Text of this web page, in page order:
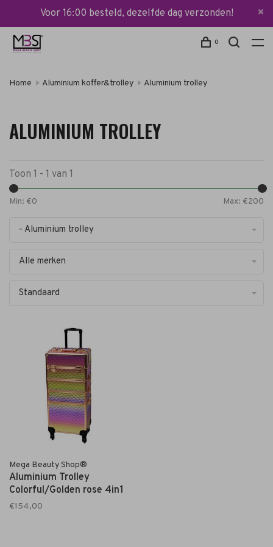
Voor 16:00 besteld, dezelfde dag verzonden!
0
Home Aluminium koffer&trolley Aluminium trolley
ALUMINIUM TROLLEY
Toon 1 - 1 van 1
Min: €0 Max: €200
- Aluminium trolley
Alle merken
Standaard
Mega Beauty Shop®
Aluminium Trolley
Colorful/Golden rose 4in1
€154,00